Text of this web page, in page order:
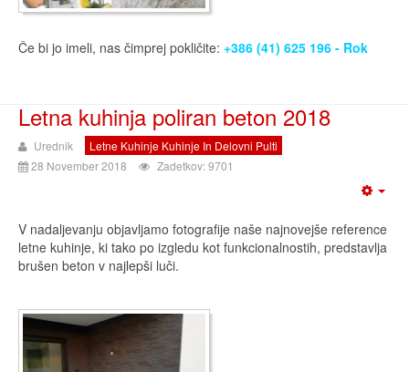
Če bi jo imeli, nas čimprej pokličite: +386 (41) 625 196 - Rok
Letna kuhinja poliran beton 2018
Urednik
Letne Kuhinje Kuhinje In Delovni Pulti
28 November 2018
Zadetkov: 9701
V nadaljevanju objavljamo fotografije naše najnovejše reference
letne kuhinje, ki tako po izgledu kot funkcionalnostih, predstavlja
brušen beton v najlepši luči.